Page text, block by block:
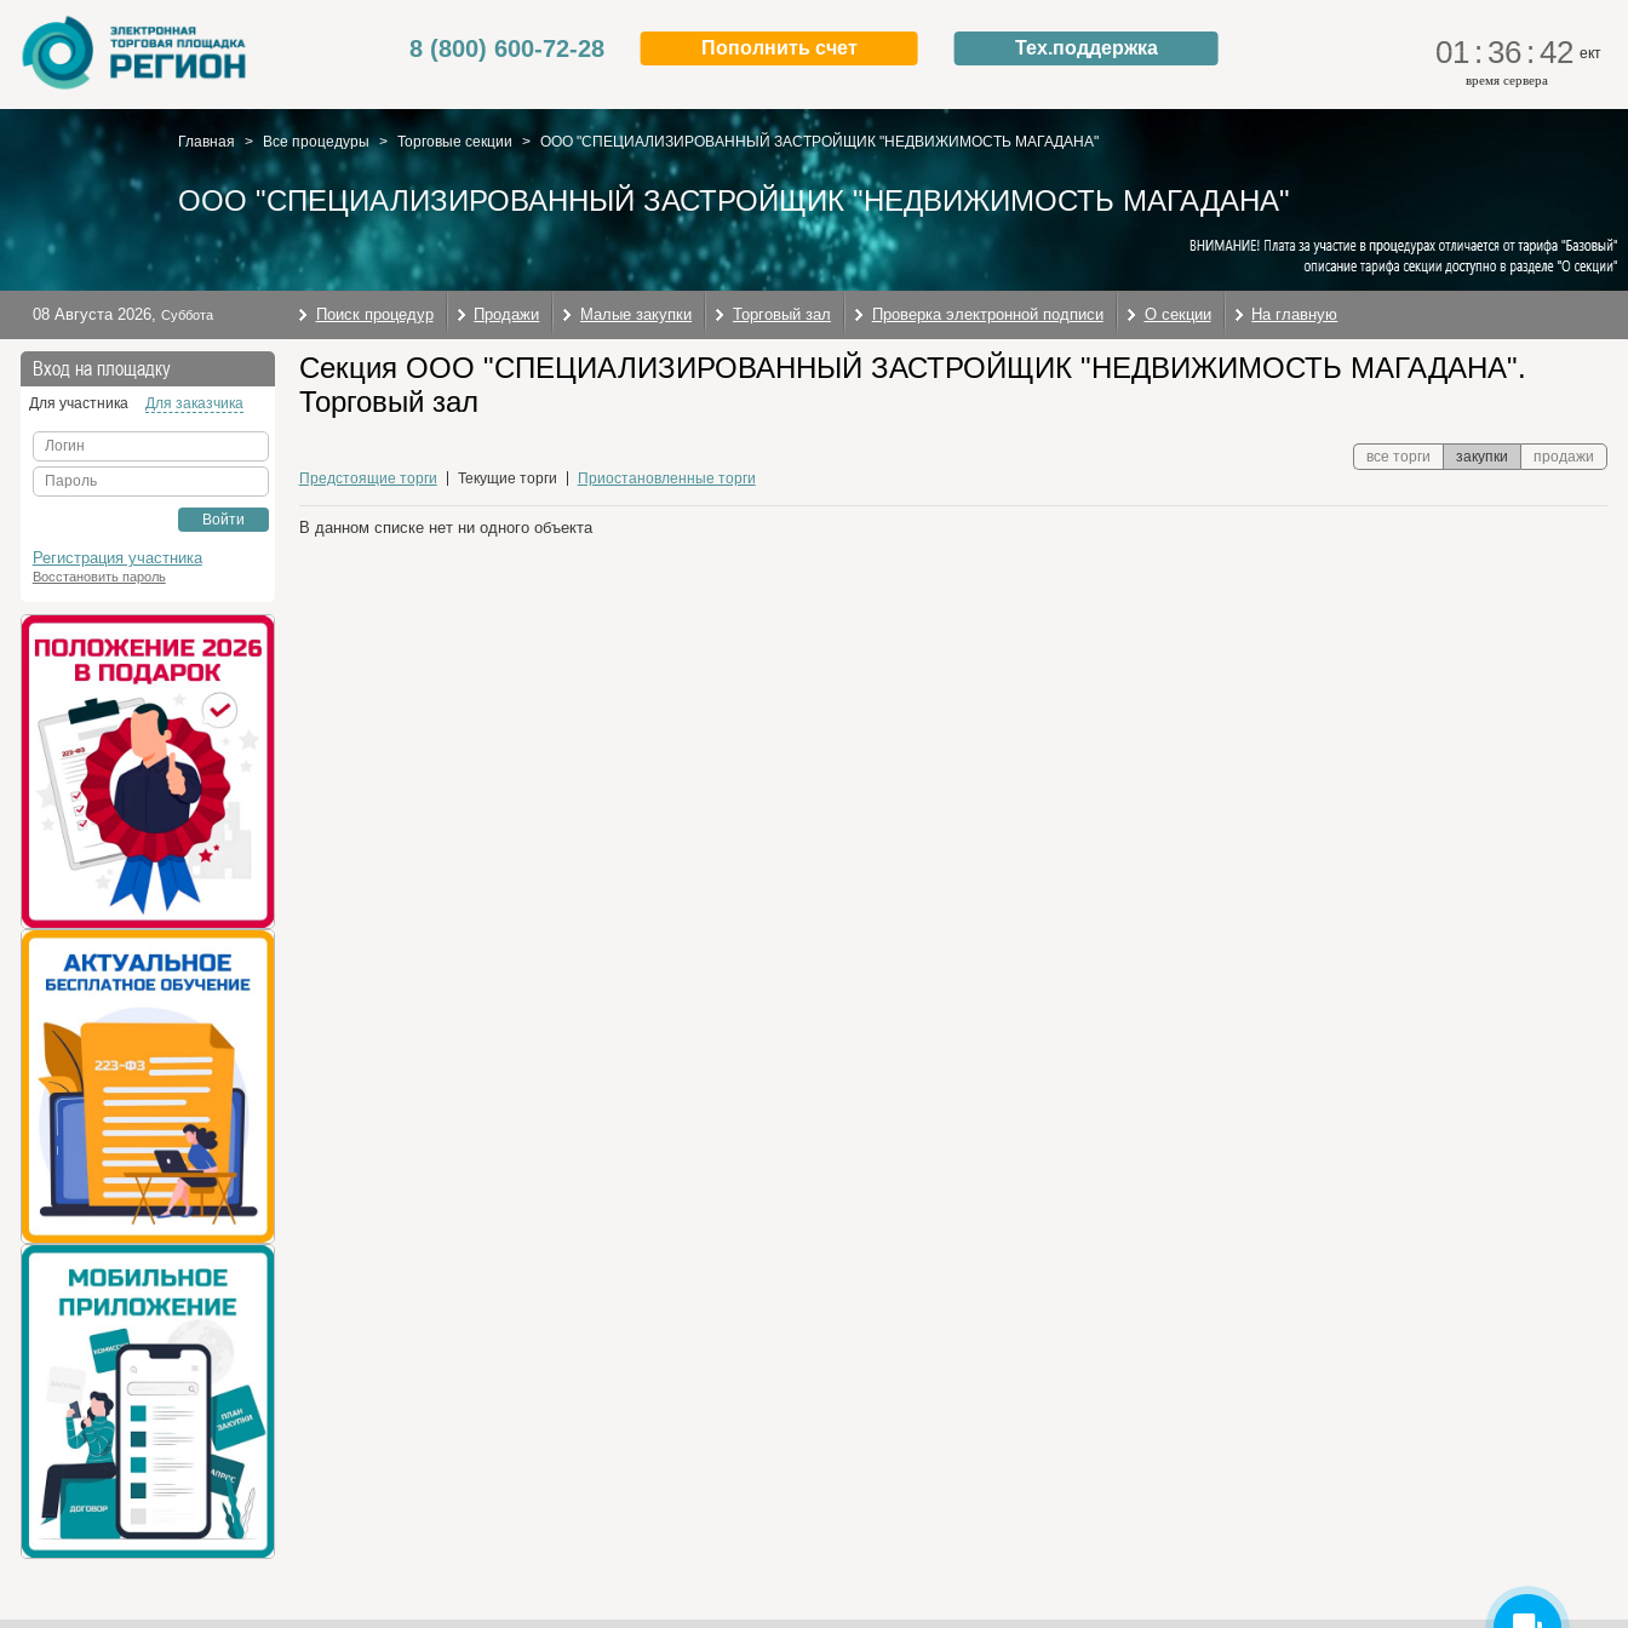
8 (800) 600-72-28 Пополнить счет Тех.поддержка 01 : 36 : 42 ект
время сервера
Главная > Все процедуры > Торговые секции > ООО "СПЕЦИАЛИЗИРОВАННЫЙ ЗАСТРОЙЩИК "НЕДВИЖИМОСТЬ МАГАДАНА"
ООО "СПЕЦИАЛИЗИРОВАННЫЙ ЗАСТРОЙЩИК "НЕДВИЖИМОСТЬ МАГАДАНА"
08 Августа 2026, Суббота Поиск процедур Продажи Малые закупки Торговый зал Проверка электронной подписи О секции На главную
Вход на площадку
Для участника Для заказчика
Логин
Пароль
Войти
Регистрация участника
Восстановить пароль
Секция ООО "СПЕЦИАЛИЗИРОВАННЫЙ ЗАСТРОЙЩИК "НЕДВИЖИМОСТЬ МАГАДАНА".
Торговый зал
все торги закупки
продажи
Предстоящие торги
Текущие торги Приостановленные торги
В данном списке нет ни одного объекта